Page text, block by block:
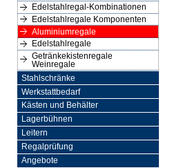
Edelstahlregal-Kombinationen
Edelstahlregale Komponenten
Aluminiumregale
Edelstahlregale
Getränkekistenregale
Weinregale
Stahlschränke
Werkstattbedarf
Kästen und Behälter
Lagerbühnen
Leitern
Regalprüfung
Angebote